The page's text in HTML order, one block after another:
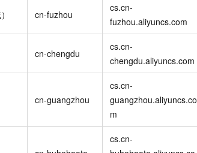
cn-fuzhou
cs.cn-
fuzhou.aliyuncs.com
cn-chengdu
cs.cn-
chengdu.aliyuncs.com
cn-guangzhou
cs.cn-
guangzhou.aliyuncs.co
m
cs.cn-